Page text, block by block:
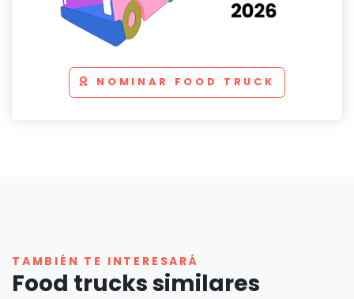
NOMINAR FOOD TRUCK
TAMBIÉN TE INTERESARÁ
Food trucks similares